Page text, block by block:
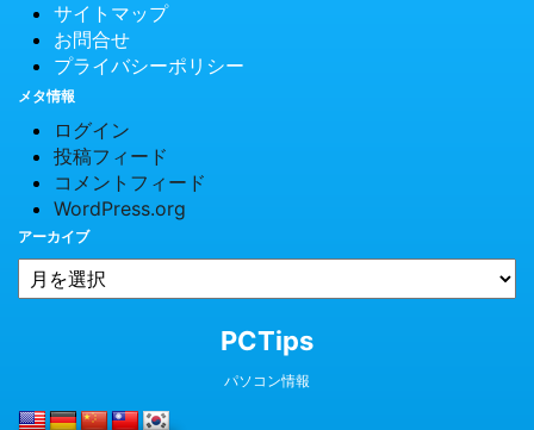
サイトマップ
お問合せ
プライバシーポリシー
メタ情報
ログイン
投稿フィード
コメントフィード
WordPress.org
アーカイブ
PCTips
パソコン情報
© 2026 PCTips